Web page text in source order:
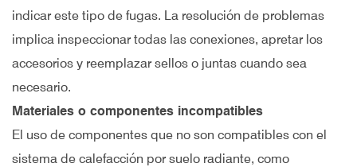
indicar este tipo de fugas. La resolución de problemas
implica inspeccionar todas las conexiones, apretar los
accesorios y reemplazar sellos o juntas cuando sea
necesario.
Materiales o componentes incompatibles
El uso de componentes que no son compatibles con el
sistema de calefacción por suelo radiante, como